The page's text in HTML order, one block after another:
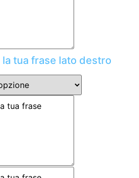
tua frase lato destro